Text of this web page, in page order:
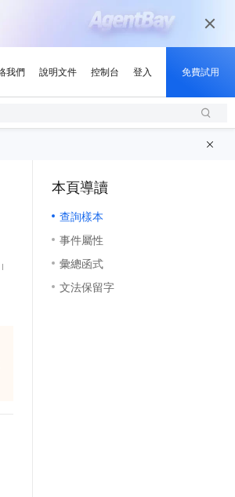
本頁導讀
查詢樣本
事件屬性
彙總函式
文法保留字